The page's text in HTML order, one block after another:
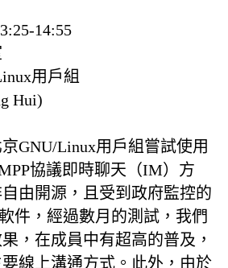
14:55
用戶組
Hui)
GNU/Linux用戶組嘗試使用
協議即時聊天（IM）方
由開源，且受到政府監控的
件，經過數月的測試，我們
，在成員中有超高的普及，
線上溝通方式。此外，由於